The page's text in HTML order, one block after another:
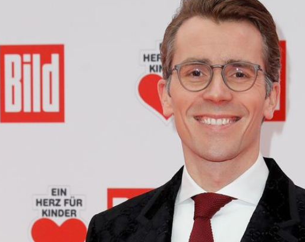
Filme & Serien
Familie & Liebe
Promiflash Exklusiv
Alle Themen auf Promiflash
Jobs
App runterladen
Team
Redaktionelle Richtlinien